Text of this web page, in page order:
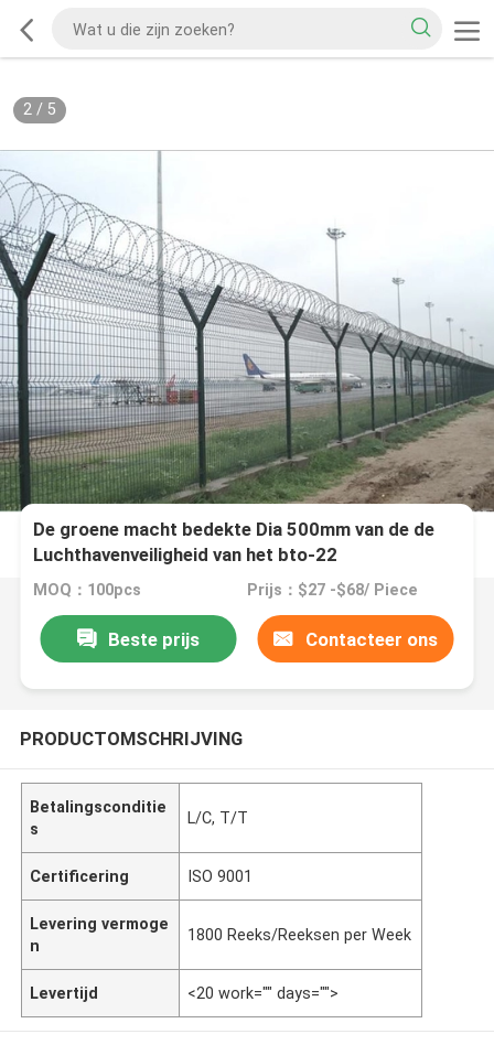
2/ 5
De groene macht bedekte Dia 500mm van de de
Luchthavenveiligheid van het bto-22
Scheermesprikkeldraad Omheining 1.8*30m voor
luchthaven met een laag
MOQ：100pcs Prijs：$27 -$68/ Piece
Beste prijs Contacteer ons
PRODUCTOMSCHRIJVING
Betalingsconditie
s
L/C, T/T
Certificering ISO 9001
Levering vermoge
n
1800 Reeks/Reeksen per Week
Levertijd <20 work="" days="">